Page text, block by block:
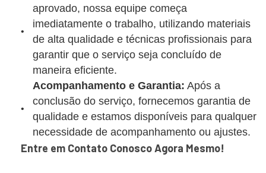
aprovado, nossa equipe começa
imediatamente o trabalho, utilizando materiais
de alta qualidade e técnicas profissionais para
garantir que o serviço seja concluído de
maneira eficiente.
Acompanhamento e Garantia: Após a
conclusão do serviço, fornecemos garantia de
qualidade e estamos disponíveis para qualquer
necessidade de acompanhamento ou ajustes.
Entre em Contato Conosco Agora Mesmo!